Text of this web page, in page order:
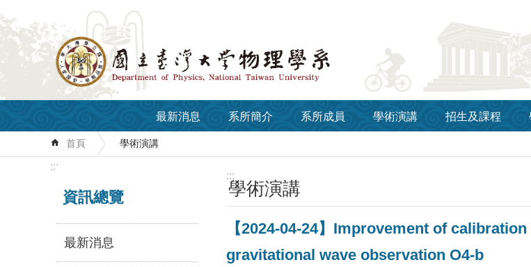
跳到主要內容區塊
最新消息 系所簡介 系所成員 學術演講 招生及課程
首頁 學術演講
:::
資訊總覽
最新消息
:::
學術演講
【2024-04-24】Improvement of
gravitational wave observation O4-b